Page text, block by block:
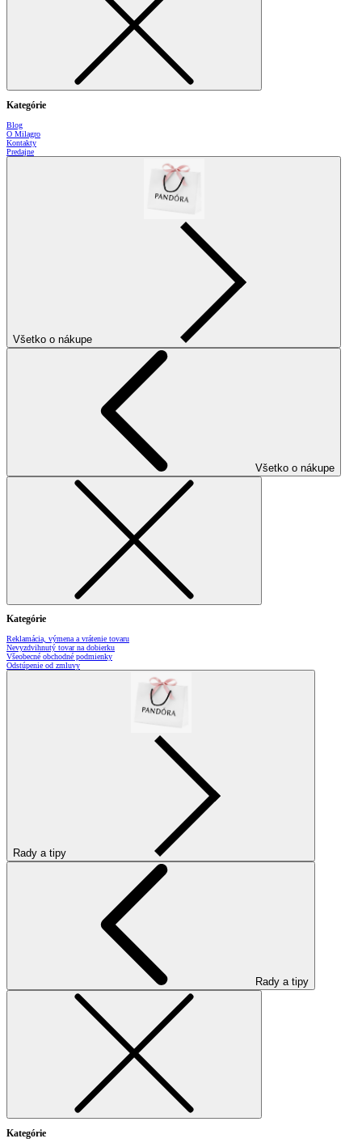
Kategórie
Blog
O Milagro
Kontakty
Predajne
Všetko o nákupe
Všetko o nákupe
Kategórie
Reklamácia, výmena a vrátenie tovaru
Nevyzdvihnutý tovar na dobierku
Všeobecné obchodné podmienky
Odstúpenie od zmluvy
Rady a tipy
Rady a tipy
Kategórie